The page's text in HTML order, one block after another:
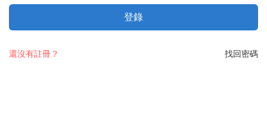
登錄
找回密碼
還沒有註冊？